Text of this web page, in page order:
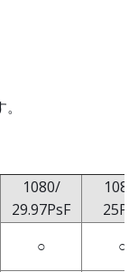
1080/
29.97PsF
○
○